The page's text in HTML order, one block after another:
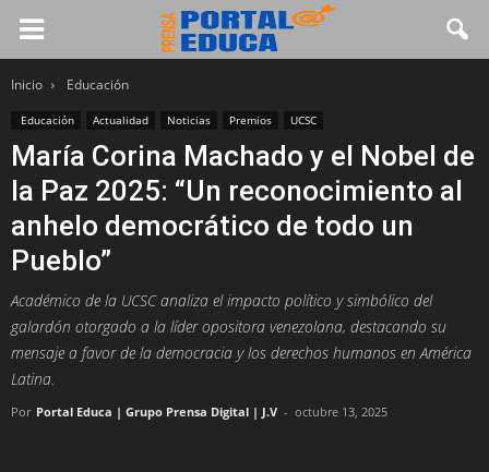
Inicio Educación
Educación Actualidad Noticias Premios UCSC
María Corina Machado y el Nobel de
la Paz 2025: “Un reconocimiento al
anhelo democrático de todo un
Pueblo”
Académico de la UCSC analiza el impacto político y simbólico del
galardón otorgado a la líder opositora venezolana, destacando su
mensaje a favor de la democracia y los derechos humanos en América
Latina.
Por Portal Educa | Grupo Prensa Digital | J.V - octubre 13, 2025